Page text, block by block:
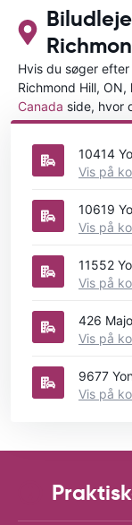
Hvis du søger
Richmond Hill,
Canada side, hvor
ønsker at leje en
10414
Vis på
10619
Vis på
11552
Vis på
426
Vis på
9677
Vis på